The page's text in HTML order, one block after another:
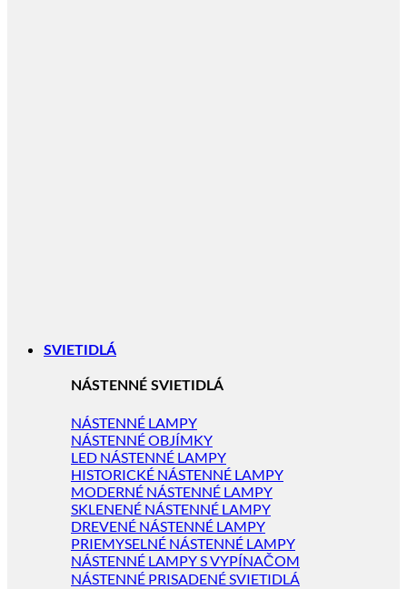
SVIETIDLÁ
NÁSTENNÉ SVIETIDLÁ
NÁSTENNÉ LAMPY
NÁSTENNÉ OBJÍMKY
LED NÁSTENNÉ LAMPY
HISTORICKÉ NÁSTENNÉ LAMPY
MODERNÉ NÁSTENNÉ LAMPY
SKLENENÉ NÁSTENNÉ LAMPY
DREVENÉ NÁSTENNÉ LAMPY
PRIEMYSELNÉ NÁSTENNÉ LAMPY
NÁSTENNÉ LAMPY S VYPÍNAČOM
NÁSTENNÉ PRISADENÉ SVIETIDLÁ